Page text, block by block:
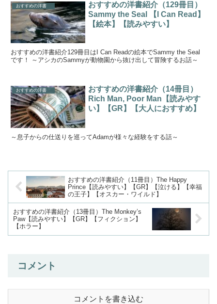
おすすめの洋書
おすすめの洋書紹介（129冊目）
Sammy the Seal 【I Can Read】
【絵本】【読みやすい】
おすすめの洋書紹介129冊目はI Can Readの絵本でSammy the Seal
です！ ～アシカのSammyが動物園から抜け出して冒険するお話～
おすすめの洋書
おすすめの洋書紹介（14冊目）
Rich Man, Poor Man【読みやす
い】【GR】【大人におすすめ】
～息子からの仕送りを巡ってAdamが様々な経験をする話～
おすすめの洋書紹介（11冊目）The Happy
Prince【読みやすい】【GR】【泣ける】【幸福
の王子】【オスカー・ワイルド】
おすすめの洋書紹介（13冊目）The Monkey’s
Paw【読みやすい】【GR】【フィクション】
【ホラー】
コメント
コメントを書き込む